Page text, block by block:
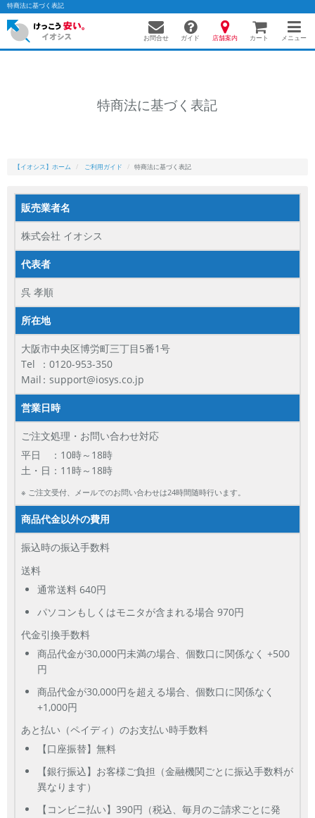
特商法に基づく表記
お問合せ ガイド 店舗案内 カート メニュー
特商法に基づく表記
【イオシス】ホーム ご利用ガイド 特商法に基づく表記
販売業者名
株式会社 イオシス
代表者
呉 孝順
所在地
大阪市中央区博労町三丁目5番1号
Tel ：0120-953-350
Mail：support@iosys.co.jp
営業日時
ご注文処理・お問い合わせ対応
平日 ：10時～18時
土・日：11時～18時
※ ご注文受付、メールでのお問い合わせは24時間随時行います。
商品代金以外の費用
振込時の振込手数料
送料
通常送料 640円
パソコンもしくはモニタが含まれる場合 970円
代金引換手数料
商品代金が30,000円未満の場合、個数口に関係なく +500
円
商品代金が30,000円を超える場合、個数口に関係なく
+1,000円
あと払い（ペイディ）のお支払い時手数料
【口座振替】無料
【銀行振込】お客様ご負担（金融機関ごとに振込手数料が
異なります）
【コンビニ払い】390円（税込、毎月のご請求ごとに発
かんたんパソコン検索に切り替える
除外ワード
人気の検索ワード：
カテゴリー
「スマートフォン」「タブレット」など
シリーズ
商品シリーズ名・ブランド名の絞り込み。
「iPhone」「Xperia」「Galaxy」など
メーカー
製造、販売メーカーの絞り込み
「Apple」「SONY」「SHARP」など
機能・特徴
商品の搭載機能による絞り込み
「5G対応」「防水」「ワンセグ」など
ドライブの絞り込み
ランク
「新品」「未使用」「中古」など
CPU
CPUの絞り込み
OSの絞り込み
モニタサイズ
~